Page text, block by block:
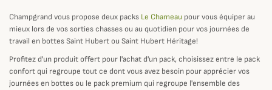
Champgrand vous propose deux packs Le Chameau pour vous équiper au
mieux lors de vos sorties chasses ou au quotidien pour vos journées de
travail en bottes Saint Hubert ou Saint Hubert Héritage!
Profitez d'un produit offert pour l'achat d'un pack, choisissez entre le pack
confort qui regroupe tout ce dont vous avez besoin pour apprécier vos
journées en bottes ou le pack premium qui regroupe l'ensemble des